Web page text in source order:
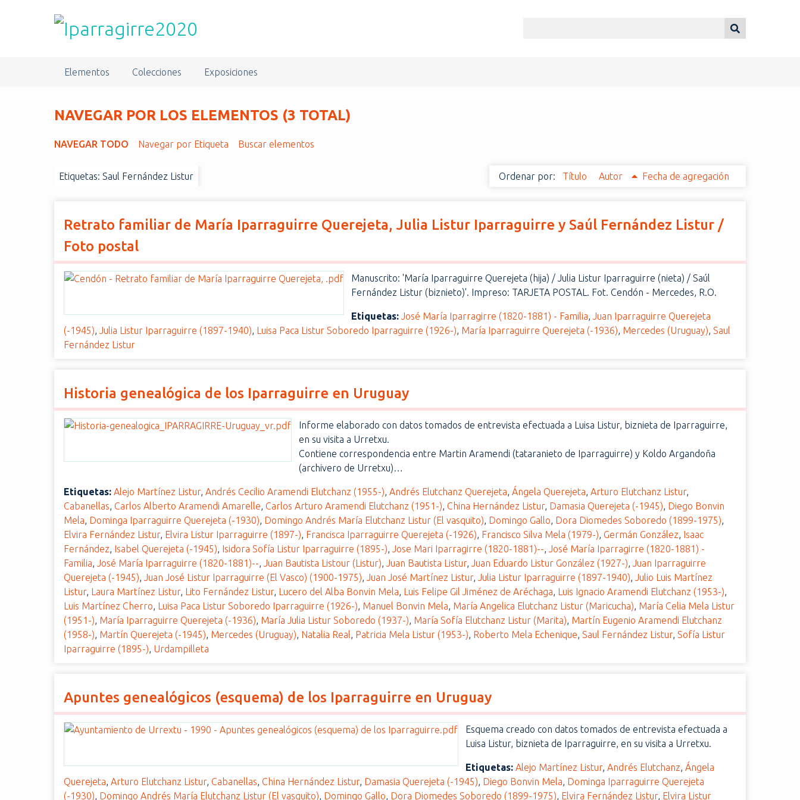
Elementos Colecciones Exposiciones
NAVEGAR POR LOS ELEMENTOS (3 TOTAL)
NAVEGAR TODO Navegar por Etiqueta Buscar elementos
Etiquetas: Saul Fernández Listur Ordenar por: Título Autor Fecha de agregación
Retrato familiar de María Iparraguirre Querejeta, Julia Listur Iparraguirre y Saúl Fernández Listur /
Foto postal
Manuscrito: 'María Iparraguirre Querejeta (hija) / Julia Listur Iparraguirre (nieta) / Saúl
Fernández Listur (biznieto)'. Impreso: TARJETA POSTAL. Fot. Cendón - Mercedes, R.O.
Etiquetas: José María Iparragirre (1820-1881) - Familia,Juan Iparraguirre Querejeta
(-1945),Julia Listur Iparraguirre (1897-1940), Luisa Paca Listur Soboredo Iparraguirre (1926-), María Iparraguirre Querejeta (-1936), Mercedes (Uruguay),Saul
Fernández Listur
Historia genealógica de los Iparraguirre en Uruguay
Informe elaborado con datos tomados de entrevista efectuada a Luisa Listur, biznieta de Iparraguirre,
en su visita a Urretxu.
Contiene correspondencia entre Martin Aramendi (tataranieto de Iparraguirre) y Koldo Argandoña
(archivero de Urretxu)…
Etiquetas: Alejo Martínez Listur,Andrés Cecilio Aramendi Elutchanz (1955-),Andrés Elutchanz Querejeta,Ángela Querejeta,Arturo Elutchanz Listur,
Cabanellas,Carlos Alberto Aramendi Amarelle,Carlos Arturo Aramendi Elutchanz (1951-),China Hernández Listur, Damasia Querejeta (-1945), Diego Bonvin
Mela, Dominga Iparraguirre Querejeta (-1930), Domingo Andrés María Elutchanz Listur (El vasquito), Domingo Gallo, Dora Diomedes Soboredo (1899-1975),
Elvira Fernández Listur, Elvira Listur Iparraguirre (1897-), Francisca Iparraguirre Querejeta (-1926), Francisco Silva Mela (1979-),Germán González, Isaac
Fernández, Isabel Querejeta (-1945), Isidora Sofía Listur Iparraguirre (1895-),Jose Mari Iparragirre (1820-1881)--,José María Iparragirre (1820-1881) -
Familia,José María Iparraguirre (1820-1881)--,Juan Bautista Listour (Listur),Juan Bautista Listur,Juan Eduardo Listur González (1927-),Juan Iparraguirre
Querejeta (-1945),Juan José Listur Iparraguirre (El Vasco) (1900-1975),Juan José Martínez Listur,Julia Listur Iparraguirre (1897-1940),Julio Luis Martínez
Listur, Laura Martínez Listur, Lito Fernández Listur, Lucero del Alba Bonvin Mela, Luis Felipe Gil Jiménez de Aréchaga, Luis Ignacio Aramendi Elutchanz (1953-),
Luis Martínez Cherro, Luisa Paca Listur Soboredo Iparraguirre (1926-), Manuel Bonvin Mela, María Angelica Elutchanz Listur (Maricucha), María Celia Mela Listur
(1951-), María Iparraguirre Querejeta (-1936), María Julia Listur Soboredo (1937-), María Sofía Elutchanz Listur (Marita), Martín Eugenio Aramendi Elutchanz
(1958-), Martín Querejeta (-1945), Mercedes (Uruguay), Natalia Real, Patricia Mela Listur (1953-), Roberto Mela Echenique,Saul Fernández Listur,Sofía Listur
Iparraguirre (1895-), Urdampilleta
Apuntes genealógicos (esquema) de los Iparraguirre en Uruguay
Esquema creado con datos tomados de entrevista efectuada a
Luisa Listur, biznieta de Iparraguirre, en su visita a Urretxu.
Etiquetas: Alejo Martínez Listur,Andrés Elutchanz,Ángela
Querejeta,Arturo Elutchanz Listur,Cabanellas,China Hernández Listur, Damasia Querejeta (-1945), Diego Bonvin Mela, Dominga Iparraguirre Querejeta
(-1930), Domingo Andrés María Elutchanz Listur (El vasquito), Domingo Gallo, Dora Diomedes Soboredo (1899-1975), Elvira Fernández Listur, Elvira Listur